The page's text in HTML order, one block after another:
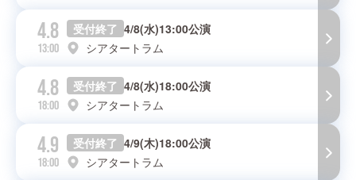
4.8
13:00
受付終了 4/8(水)13:00公演
シアタートラム
4.8
18:00
受付終了 4/8(水)18:00公演
シアタートラム
4.9
18:00
受付終了 4/9(木)18:00公演
シアタートラム